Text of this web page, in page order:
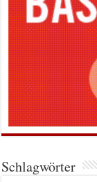
Schlagwörter